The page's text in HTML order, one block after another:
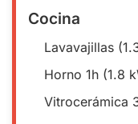
Cocina
Lavavajillas
Horno 1h (1.8
Vitrocerámica